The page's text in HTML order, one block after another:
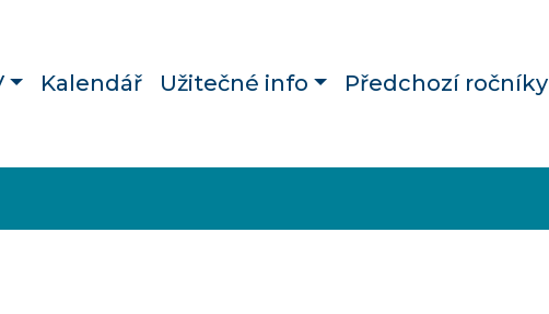
Kalendář Užitečné info Předchozí ročníky